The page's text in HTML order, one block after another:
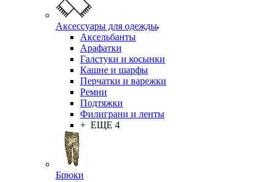
Аксессуары для одежды
Аксельбанты
Арафатки
Галстуки и косынки
Кашне и шарфы
Перчатки и варежки
Ремни
Подтяжки
Филиграни и ленты
+ ЕЩЕ 4
Брюки